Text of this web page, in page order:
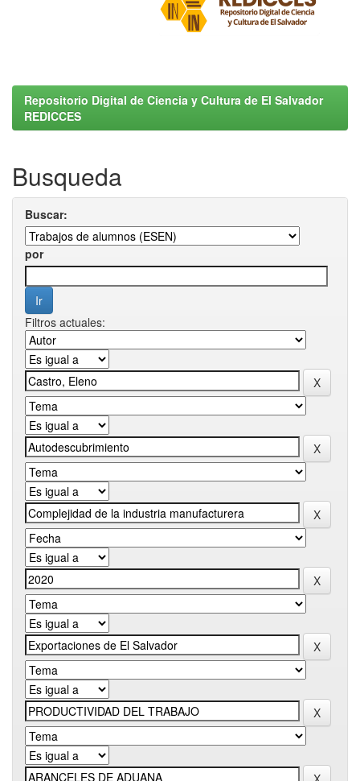
Repositorio Digital de Ciencia y Cultura de El Salvador
REDICCES
Busqueda
Buscar:
por
Filtros actuales: